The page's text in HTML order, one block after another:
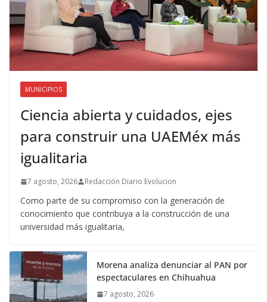
MUNICIPIOS
Ciencia abierta y cuidados, ejes
para construir una UAEMéx más
igualitaria
7 agosto, 2026 Redacción Diario Evolucion
Como parte de su compromiso con la generación de
conocimiento que contribuya a la construcción de una
universidad más igualitaria,
Morena analiza denunciar al PAN por
espectaculares en Chihuahua
7 agosto, 2026